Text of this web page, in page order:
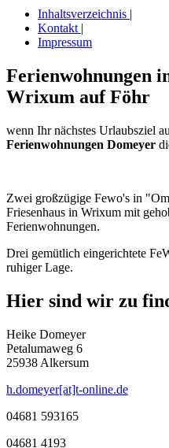
Inhaltsverzeichnis |
Kontakt |
Impressum
Ferienwohnungen
Wrixum auf Föhr
wenn Ihr nächstes Urlaubsziel
Ferienwohnungen Domeyer
Zwei großzügige Fewo's in
Friesenhaus in Wrixum mit
Ferienwohnungen.
Drei gemütlich eingerichtete
ruhiger Lage.
Hier sind wir zu
Heike Domeyer
Petalumaweg 6
25938 Alkersum
h.domeyer[at]t-online.de
04681 593165
04681 4193